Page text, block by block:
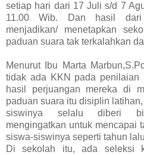
setiap hari dari 17 Juli s/d 7
11.00 Wib. Dan hasil
menjadikan/ menetapkan
paduan suara tak terkalahkan
Menurut Ibu Marta
tidak ada KKN pada penilaian
hasil perjuangan mereka di
paduan suara itu disiplin
siswinya selalu diberi
mengingatkan untuk mencapai
siswa-siswinya seperti tahun
Di sekolah itu, ada seleksi